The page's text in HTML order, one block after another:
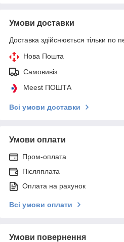
Умови доставки
Доставка здійснюється тільки по
Нова Пошта
Самовивіз
Meest ПОШТА
Всі умови доставки
Умови оплати
Пром-оплата
Післяплата
Оплата на рахунок
Всі умови оплати
Умови повернення